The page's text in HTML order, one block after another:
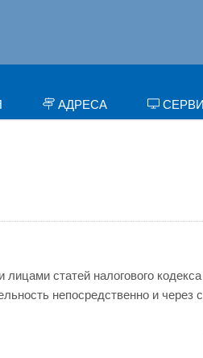
АДРЕСА
статей налогового
непосредственно и через